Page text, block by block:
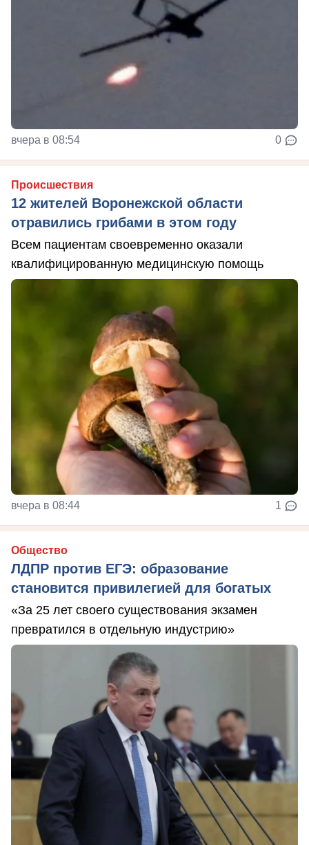
вчера в 08:54 0
Происшествия
12 жителей Воронежской области
отравились грибами в этом году
Всем пациентам своевременно оказали
квалифицированную медицинскую помощь
вчера в 08:44 1
Общество
ЛДПР против ЕГЭ: образование
становится привилегией для богатых
«За 25 лет своего существования экзамен
превратился в отдельную индустрию»